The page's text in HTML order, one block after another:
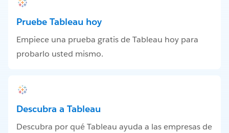
Pruebe Tableau hoy
Empiece una prueba gratis de Tableau hoy para
probarlo usted mismo.
Descubra a Tableau
Descubra por qué Tableau ayuda a las empresas de